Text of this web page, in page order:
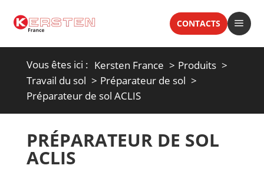
CONTACTS a
Vous êtes ici : Kersten France
Produits
Travail du sol
Préparateur de sol
Préparateur de sol ACLIS
PRÉPARATEUR DE SOL
ACLIS